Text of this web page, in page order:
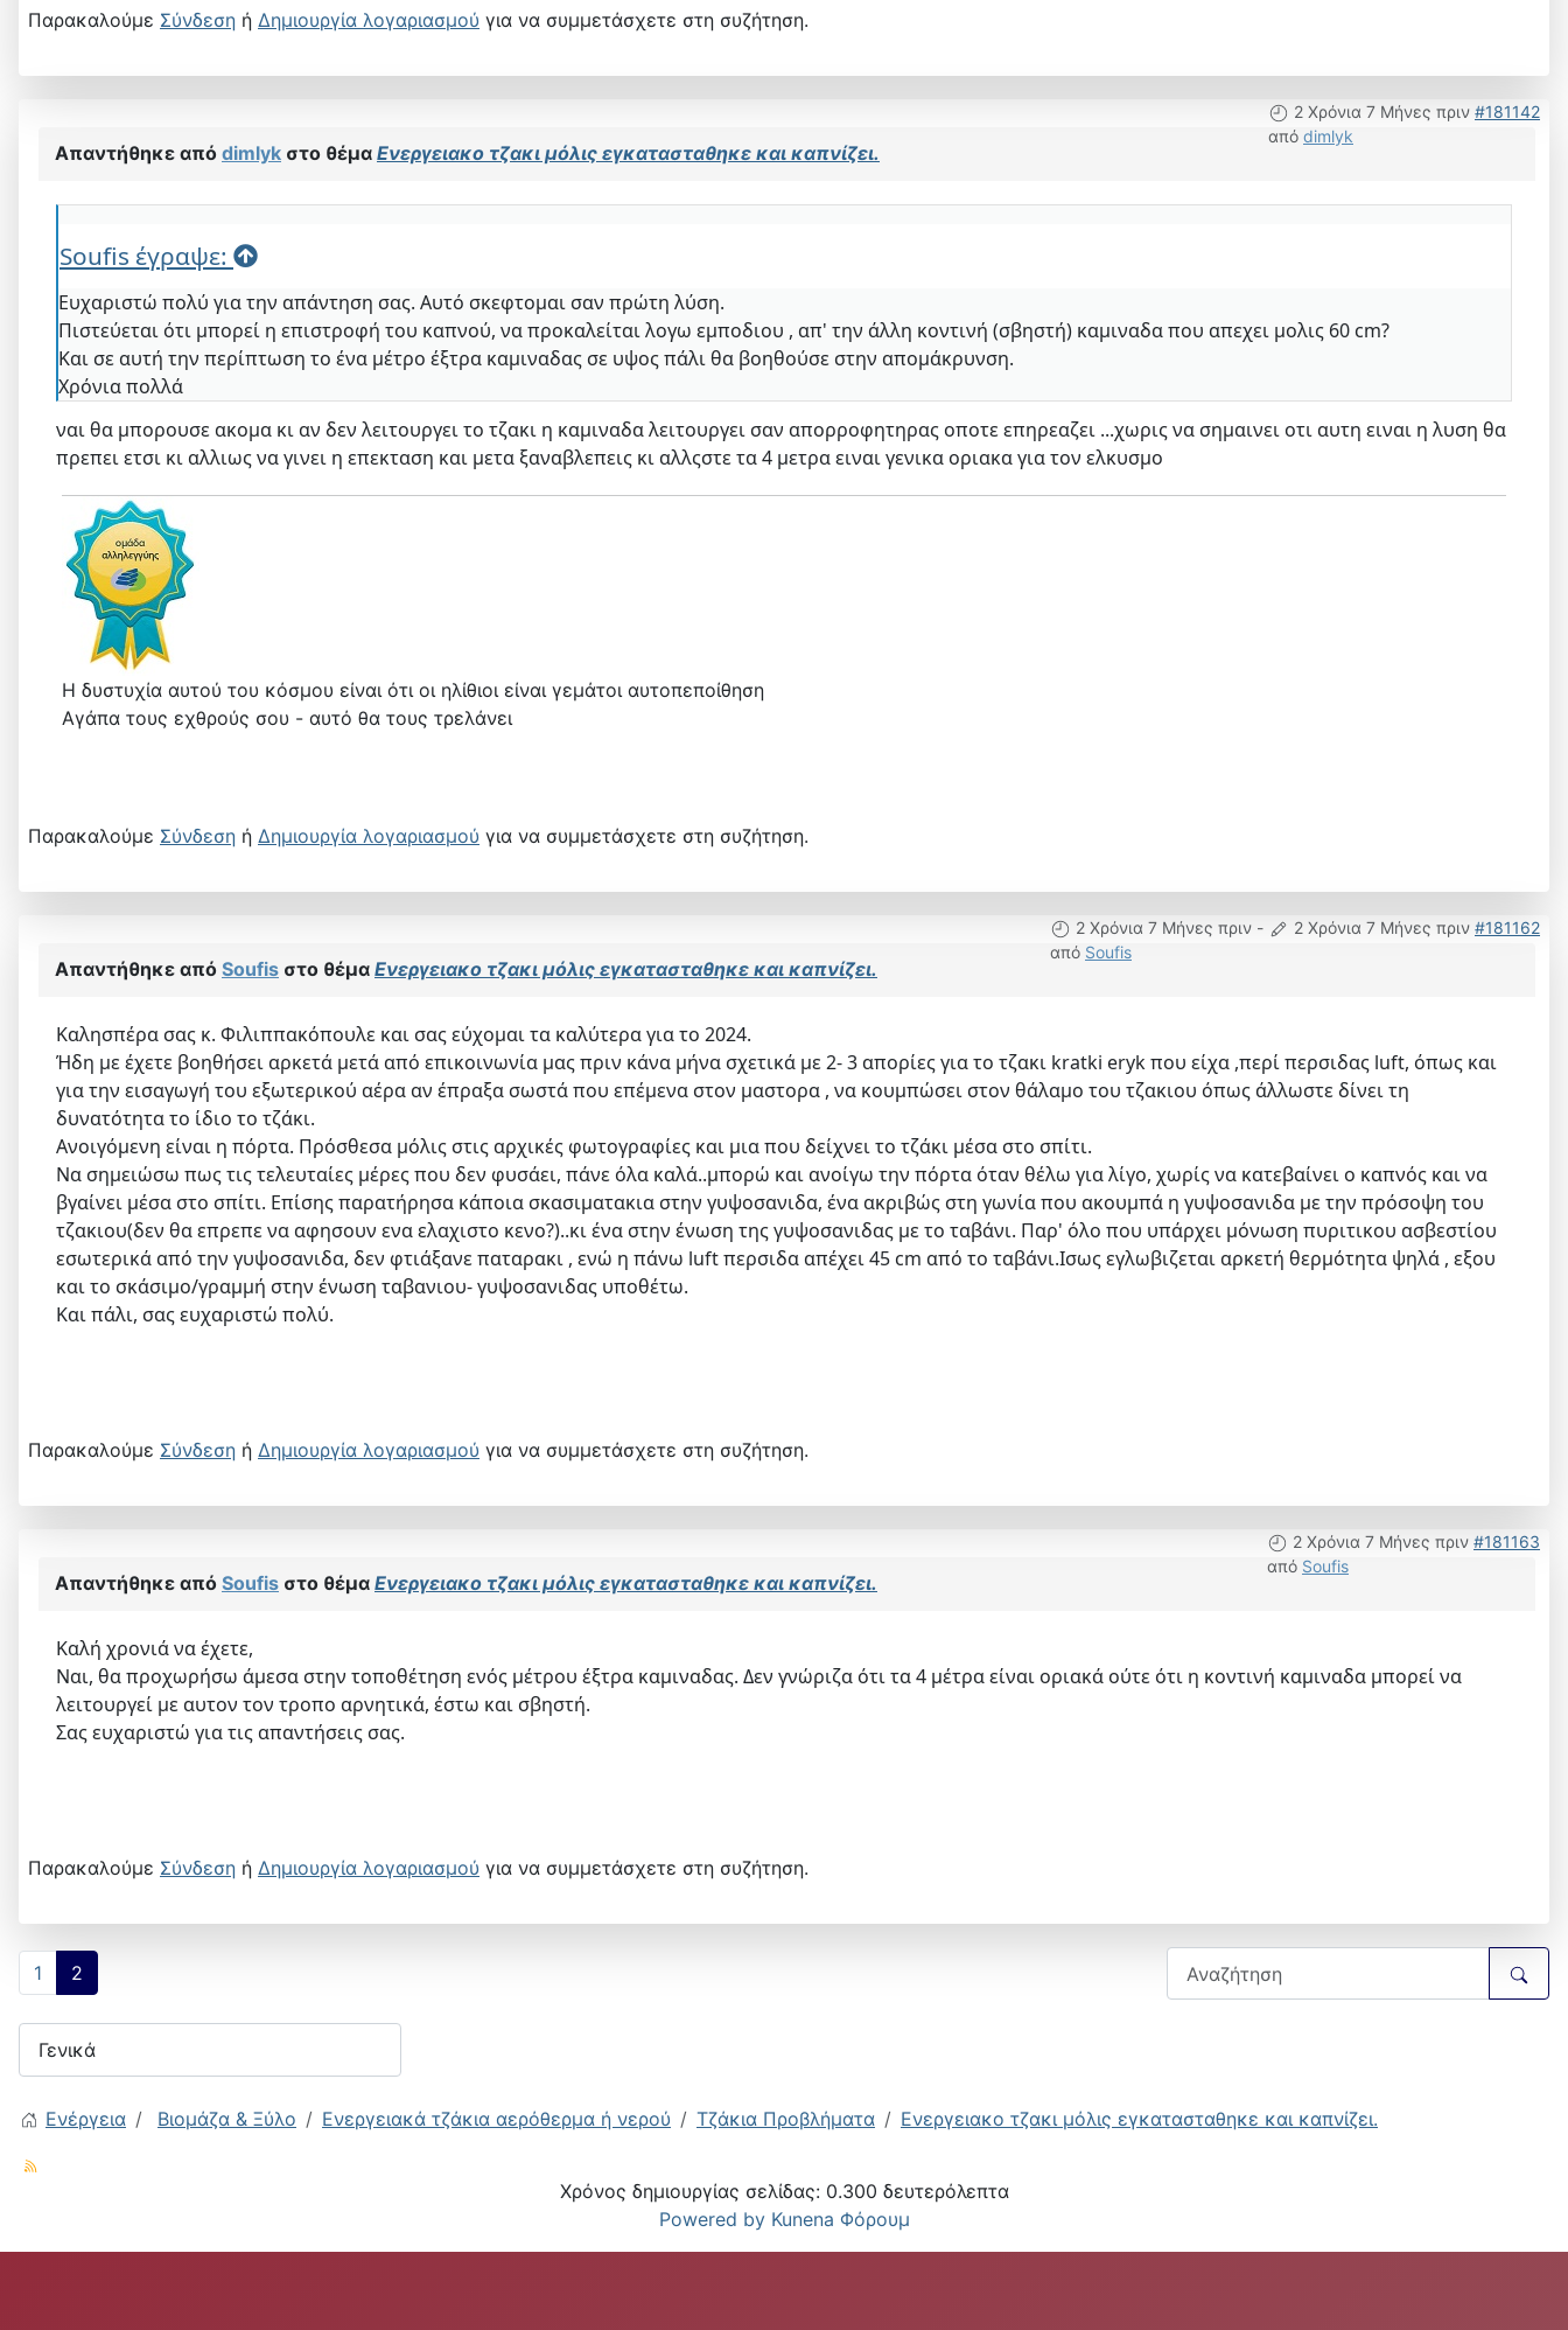
Παρακαλούμε Σύνδεση ή Δημιουργία λογαριασμού για να συμμετάσχετε στη συζήτηση.
2 Χρόνια 7 Μήνες πριν #181142
από dimlyk
Απαντήθηκε από dimlyk στο θέμα Ενεργειακο τζακι μόλις εγκατασταθηκε και καπνίζει.
Soufis έγραψε:
Ευχαριστώ πολύ για την απάντηση σας. Αυτό σκεφτομαι σαν πρώτη λύση.
Πιστεύεται ότι μπορεί η επιστροφή του καπνού, να προκαλείται λογω εμποδιου , απ' την άλλη κοντινή (σβηστή) καμιναδα που απεχει μολις 60 cm?
Και σε αυτή την περίπτωση το ένα μέτρο έξτρα καμιναδας σε υψος πάλι θα βοηθούσε στην απομάκρυνση.
Χρόνια πολλά
ναι θα μπορουσε ακομα κι αν δεν λειτουργει το τζακι η καμιναδα λειτουργει σαν απορροφητηρας οποτε επηρεαζει ...χωρις να σημαινει οτι αυτη ειναι η λυση θα
πρεπει ετσι κι αλλιως να γινει η επεκταση και μετα ξαναβλεπεις κι αλλςστε τα 4 μετρα ειναι γενικα οριακα για τον ελκυσμο
Η δυστυχία αυτού του κόσμου είναι ότι οι ηλίθιοι είναι γεμάτοι αυτοπεποίθηση
Αγάπα τους εχθρούς σου - αυτό θα τους τρελάνει
Παρακαλούμε Σύνδεση ή Δημιουργία λογαριασμού για να συμμετάσχετε στη συζήτηση.
2 Χρόνια 7 Μήνες πριν - 2 Χρόνια 7 Μήνες πριν #181162
από Soufis
Απαντήθηκε από Soufis στο θέμα Ενεργειακο τζακι μόλις εγκατασταθηκε και καπνίζει.
Καλησπέρα σας κ. Φιλιππακόπουλε και σας εύχομαι τα καλύτερα για το 2024.
Ήδη με έχετε βοηθήσει αρκετά μετά από επικοινωνία μας πριν κάνα μήνα σχετικά με 2- 3 απορίες για το τζακι kratki eryk που είχα ,περί περσιδας luft, όπως και
για την εισαγωγή του εξωτερικού αέρα αν έπραξα σωστά που επέμενα στον μαστορα , να κουμπώσει στον θάλαμο του τζακιου όπως άλλωστε δίνει τη
δυνατότητα το ίδιο το τζάκι.
Ανοιγόμενη είναι η πόρτα. Πρόσθεσα μόλις στις αρχικές φωτογραφίες και μια που δείχνει το τζάκι μέσα στο σπίτι.
Να σημειώσω πως τις τελευταίες μέρες που δεν φυσάει, πάνε όλα καλά..μπορώ και ανοίγω την πόρτα όταν θέλω για λίγο, χωρίς να κατεβαίνει ο καπνός και να
βγαίνει μέσα στο σπίτι. Επίσης παρατήρησα κάποια σκασιματακια στην γυψοσανιδα, ένα ακριβώς στη γωνία που ακουμπά η γυψοσανιδα με την πρόσοψη του
τζακιου(δεν θα επρεπε να αφησουν ενα ελαχιστο κενο?)..κι ένα στην ένωση της γυψοσανιδας με το ταβάνι. Παρ' όλο που υπάρχει μόνωση πυριτικου ασβεστίου
εσωτερικά από την γυψοσανιδα, δεν φτιάξανε παταρακι , ενώ η πάνω luft περσιδα απέχει 45 cm από το ταβάνι.Ισως εγλωβιζεται αρκετή θερμότητα ψηλά , εξου
και το σκάσιμο/γραμμή στην ένωση ταβανιου- γυψοσανιδας υποθέτω.
Και πάλι, σας ευχαριστώ πολύ.
Παρακαλούμε Σύνδεση ή Δημιουργία λογαριασμού για να συμμετάσχετε στη συζήτηση.
2 Χρόνια 7 Μήνες πριν #181163
από Soufis
Απαντήθηκε από Soufis στο θέμα Ενεργειακο τζακι μόλις εγκατασταθηκε και καπνίζει.
Καλή χρονιά να έχετε,
Ναι, θα προχωρήσω άμεσα στην τοποθέτηση ενός μέτρου έξτρα καμιναδας. Δεν γνώριζα ότι τα 4 μέτρα είναι οριακά ούτε ότι η κοντινή καμιναδα μπορεί να
λειτουργεί με αυτον τον τροπο αρνητικά, έστω και σβηστή.
Σας ευχαριστώ για τις απαντήσεις σας.
Παρακαλούμε Σύνδεση ή Δημιουργία λογαριασμού για να συμμετάσχετε στη συζήτηση.
1 2
Ενέργεια Βιομάζα & Ξύλο Ενεργειακά τζάκια αερόθερμα ή νερού Τζάκια Προβλήματα Ενεργειακο τζακι μόλις εγκατασταθηκε και καπνίζει.
Χρόνος δημιουργίας σελίδας: 0.300 δευτερόλεπτα
Powered by Kunena Φόρουμ